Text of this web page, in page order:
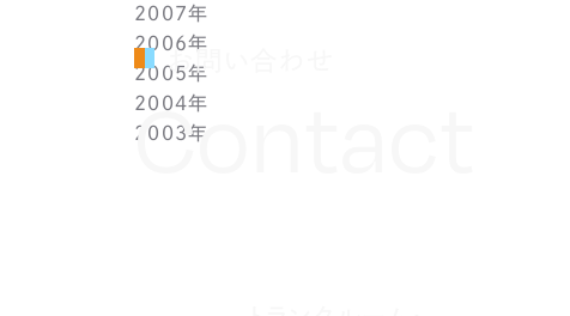
1月(2)
2月(5)
1月(1)
3月(3)
2月(5)
4月(3)
3月(2)
2月(7)
1月(1)
5月(4)
4月(4)
3月(3)
2月(5)
1月(3)
6月(6)
5月(3)
4月(7)
3月(3)
2月(6)
7月(3)
6月(1)
5月(5)
4月(1)
3月(1)
8月(1)
7月(3)
5月(2)
4月(1)
3月(1)
8月(2)
7月(4)
5月(2)
4月(1)
3月(3)
10月(2)
9月(1)
8月(2)
7月(3)
5月(2)
10月(9)
9月(3)
8月(1)
7月(5)
6月(2)
11月(4)
10月(2)
9月(2)
8月(4)
7月(3)
2007年
12月(2)
11月(2)
10月(1)
9月(2)
2006年
12月(1)
11月(1)
10月(2)
2005年
10月(2)
8月(4)
2004年
12月(4)
2003年
お問い合わせ
Contact